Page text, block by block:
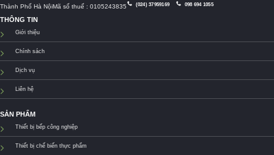
Thành Phố Hà NộiMã số thuế : 0105243835 (024) 37959169 098 694 1055
THÔNG TIN
Giới thiệu
Chính sách
Dịch vụ
Liên hệ
SẢN PHẨM
Thiết bị bếp công nghiệp
Thiết bị chế biến thực phẩm